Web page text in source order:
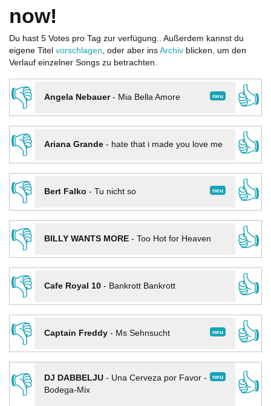
now!
Du hast 5 Votes pro Tag zur verfügung.. Außerdem kannst du
eigene Titel vorschlagen, oder aber ins Archiv blicken, um den
Verlauf einzelner Songs zu betrachten.
👎 neu
Angela Nebauer- Mia Bella Amore
👍
👎
Ariana Grande- hate that i made you love me
👍
👎
neu
Bert Falko - Tu nicht so
👍
👎
BILLY WANTS MORE- Too Hot for Heaven
👍
👎
Cafe Royal 10- Bankrott Bankrott
👍
👎
neu
Captain Freddy- Ms Sehnsucht
👍
👎
neu
DJ DABBELJU- Una Cerveza por Favor -
Bodega-Mix
👍